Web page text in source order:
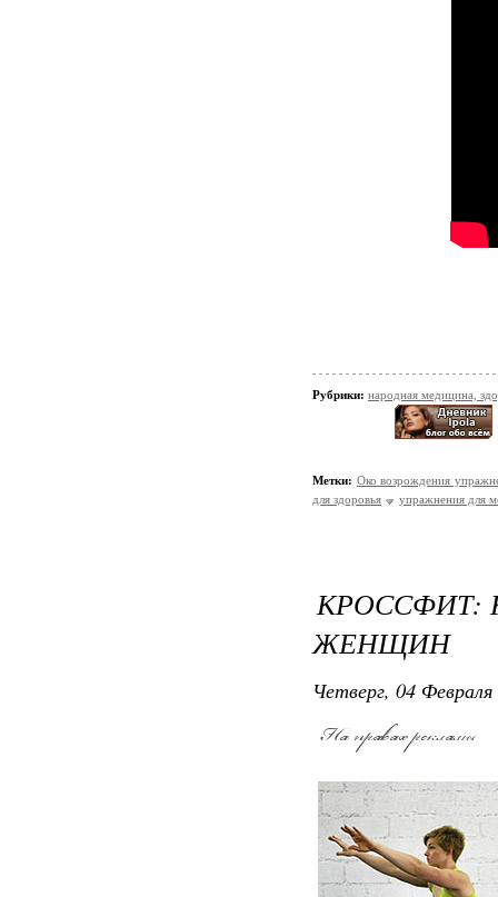
Рубрики: народная медицина,
Метки: Око возрождения
для здоровья
упражнения для
КРОССФИТ:
ЖЕНЩИН
Четверг, 04